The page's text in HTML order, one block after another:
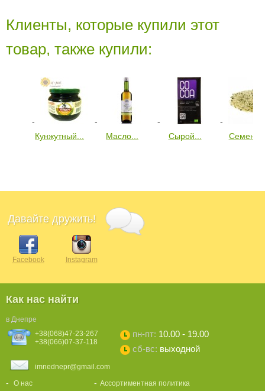
Клиенты, которые купили этот
товар, также купили:
Кунжутный... Масло... Сырой...
Давайте дружить!
Facebook Instagram
Как нас найти
в Днепре
+38(068)47-23-267
+38(066)07-37-118
пн-пт: 10.00 - 19.00
сб-вс: выходной
imnednepr@gmail.com
О нас Ассортиментная политика